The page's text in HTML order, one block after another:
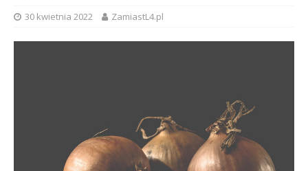
30 kwietnia 2022 ZamiastL4.pl